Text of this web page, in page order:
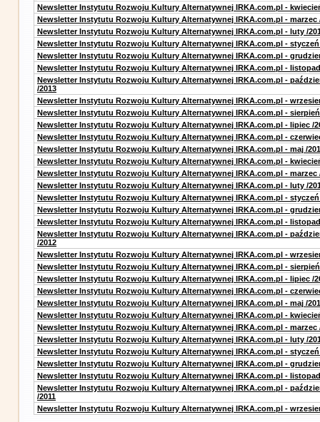
Newsletter Instytutu Rozwoju Kultury Alternatywnej IRKA.com.pl -
Newsletter Instytutu Rozwoju Kultury Alternatywnej IRKA.com.pl - marzec
Newsletter Instytutu Rozwoju Kultury Alternatywnej IRKA.com.pl - luty /
Newsletter Instytutu Rozwoju Kultury Alternatywnej IRKA.com.pl - styczeń
Newsletter Instytutu Rozwoju Kultury Alternatywnej IRKA.com.pl -
Newsletter Instytutu Rozwoju Kultury Alternatywnej IRKA.com.pl - listopad
Newsletter Instytutu Rozwoju Kultury Alternatywnej IRKA.com.pl -
/2013
Newsletter Instytutu Rozwoju Kultury Alternatywnej IRKA.com.pl -
Newsletter Instytutu Rozwoju Kultury Alternatywnej IRKA.com.pl - sierpień
Newsletter Instytutu Rozwoju Kultury Alternatywnej IRKA.com.pl - lipiec /
Newsletter Instytutu Rozwoju Kultury Alternatywnej IRKA.com.pl -
Newsletter Instytutu Rozwoju Kultury Alternatywnej IRKA.com.pl - maj /
Newsletter Instytutu Rozwoju Kultury Alternatywnej IRKA.com.pl -
Newsletter Instytutu Rozwoju Kultury Alternatywnej IRKA.com.pl - marzec
Newsletter Instytutu Rozwoju Kultury Alternatywnej IRKA.com.pl - luty /
Newsletter Instytutu Rozwoju Kultury Alternatywnej IRKA.com.pl - styczeń
Newsletter Instytutu Rozwoju Kultury Alternatywnej IRKA.com.pl -
Newsletter Instytutu Rozwoju Kultury Alternatywnej IRKA.com.pl - listopad
Newsletter Instytutu Rozwoju Kultury Alternatywnej IRKA.com.pl -
/2012
Newsletter Instytutu Rozwoju Kultury Alternatywnej IRKA.com.pl -
Newsletter Instytutu Rozwoju Kultury Alternatywnej IRKA.com.pl - sierpień
Newsletter Instytutu Rozwoju Kultury Alternatywnej IRKA.com.pl - lipiec /
Newsletter Instytutu Rozwoju Kultury Alternatywnej IRKA.com.pl -
Newsletter Instytutu Rozwoju Kultury Alternatywnej IRKA.com.pl - maj /
Newsletter Instytutu Rozwoju Kultury Alternatywnej IRKA.com.pl -
Newsletter Instytutu Rozwoju Kultury Alternatywnej IRKA.com.pl - marzec
Newsletter Instytutu Rozwoju Kultury Alternatywnej IRKA.com.pl - luty /
Newsletter Instytutu Rozwoju Kultury Alternatywnej IRKA.com.pl - styczeń
Newsletter Instytutu Rozwoju Kultury Alternatywnej IRKA.com.pl -
Newsletter Instytutu Rozwoju Kultury Alternatywnej IRKA.com.pl - listopad
Newsletter Instytutu Rozwoju Kultury Alternatywnej IRKA.com.pl -
/2011
Newsletter Instytutu Rozwoju Kultury Alternatywnej IRKA.com.pl -